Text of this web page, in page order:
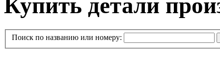
Купить детали
Поиск по названию или номеру: